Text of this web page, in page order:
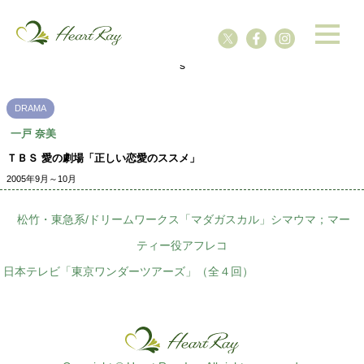
s
DRAMA
一戸 奈美
ＴＢＳ 愛の劇場「正しい恋愛のススメ」
2005年9月～10月
松竹・東急系/ドリームワークス「マダガスカル」シマウマ；マー
ティー役アフレコ
日本テレビ「東京ワンダーツアーズ」（全４回）